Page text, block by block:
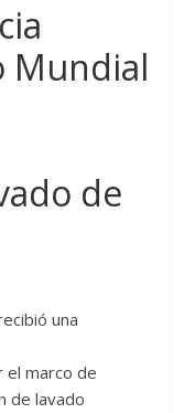
Mundial
de
una
el marco de
de lavado